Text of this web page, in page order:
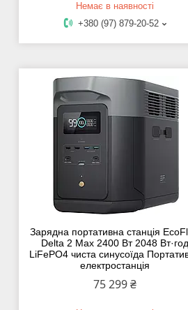
Немає в наявності
+380 (97) 879-20-52
Зарядна портативна станція
Delta 2 Max 2400 Вт 2048 Вт·год
LiFePO4 чиста синусоїда
електростанція
75 299 ₴